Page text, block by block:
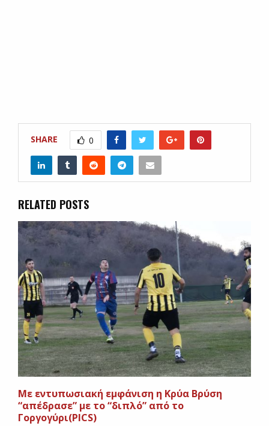
SHARE 0
RELATED POSTS
Με εντυπωσιακή εμφάνιση η Κρύα Βρύση
“απέδρασε” με το “διπλό” από το
Γοργογύρι(PICS)